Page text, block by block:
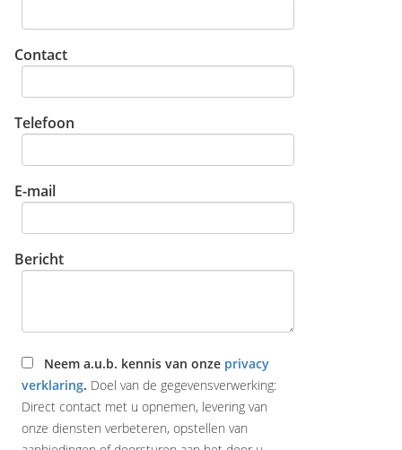
Contact
Telefoon
E-mail
Bericht
Neem a.u.b. kennis van onze privacy
verklaring. Doel van de gegevensverwerking:
Direct contact met u opnemen, levering van
onze diensten verbeteren, opstellen van